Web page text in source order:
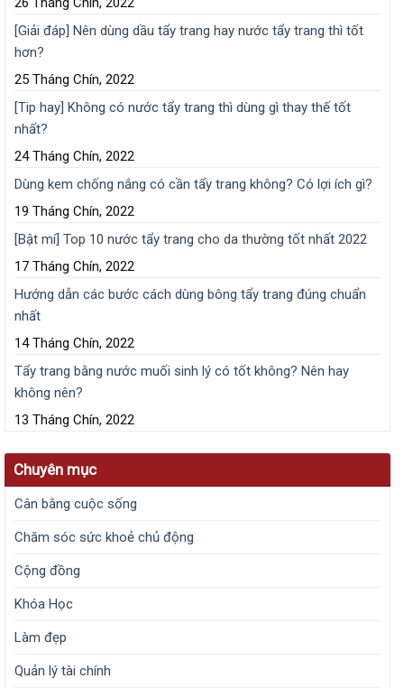
[Giải đáp] Nên dùng dầu tẩy trang hay nước tẩy trang thì tốt
hơn?
25 Tháng Chín, 2022
[Tip hay] Không có nước tẩy trang thì dùng gì thay thế tốt
nhất?
24 Tháng Chín, 2022
Dùng kem chống nắng có cần tẩy trang không? Có lợi ích gì?
19 Tháng Chín, 2022
[Bật mí] Top 10 nước tẩy trang cho da thường tốt nhất 2022
17 Tháng Chín, 2022
Hướng dẫn các bước cách dùng bông tẩy trang đúng chuẩn
nhất
14 Tháng Chín, 2022
Tẩy trang bằng nước muối sinh lý có tốt không? Nên hay
không nên?
13 Tháng Chín, 2022
Chuyên mục
Cân bằng cuộc sống
Chăm sóc sức khoẻ chủ động
Cộng đồng
Khóa Học
Làm đẹp
Quản lý tài chính